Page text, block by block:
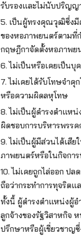
รับรองและไม่นับปริญญ
5. เป็นผู้ทรงคุณวุฒิซึ่งมี
ของหอภาพยนตร์ตามที่
กฤษฎีกาจัดตั้งหอภาพย
6. ไม่เป็นหรือเคยเป็นบุ
7. ไม่เคยได้รับโทษจำ
หรือความผิดลหุโทษ
8. ไม่เป็นผู้ดำรงตำแห
ผิดชอบการบริหารพรรค
9. ไม่เป็นผู้มีส่วนได้เสี
ภาพยนตร์หรือในกิจกา
10. ไม่เคยถูกไล่ออก ป
ถือว่ากระทำการทุจริตแ
ทั้งนี้ ผู้ดำรงตำแหน่งผู้อ
ลูกจ้างของรัฐวิสาหกิจ
ปรึกษาหรือผู้เชี่ยวชาญ